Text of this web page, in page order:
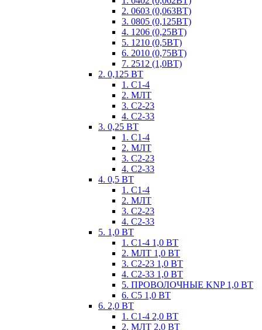
2. 0603 (0,063ВТ)
3. 0805 (0,125ВТ)
4. 1206 (0,25ВТ)
5. 1210 (0,5ВТ)
6. 2010 (0,75ВТ)
7. 2512 (1,0ВТ)
2. 0,125 ВТ
1. С1-4
2. МЛТ
3. С2-23
4. С2-33
3. 0,25 ВТ
1. С1-4
2. МЛТ
3. С2-23
4. С2-33
4. 0,5 ВТ
1. С1-4
2. МЛТ
3. С2-23
4. С2-33
5. 1,0 ВТ
1. С1-4 1,0 ВТ
2. МЛТ 1,0 ВТ
3. С2-23 1,0 ВТ
4. С2-33 1,0 ВТ
5. ПРОВОЛОЧНЫЕ KNP 1,0 ВТ
6. С5 1,0 ВТ
6. 2,0 ВТ
1. С1-4 2,0 ВТ
2. МЛТ 2,0 ВТ